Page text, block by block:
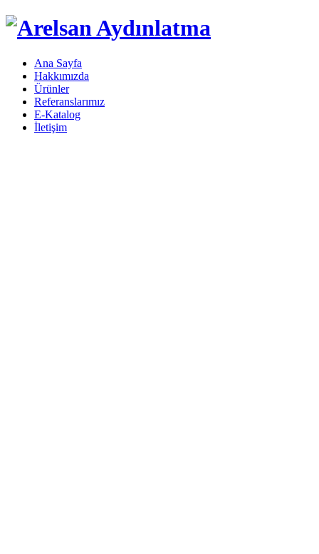
Ana Sayfa
Hakkımızda
Ürünler
Referanslarımız
E-Katalog
İletişim